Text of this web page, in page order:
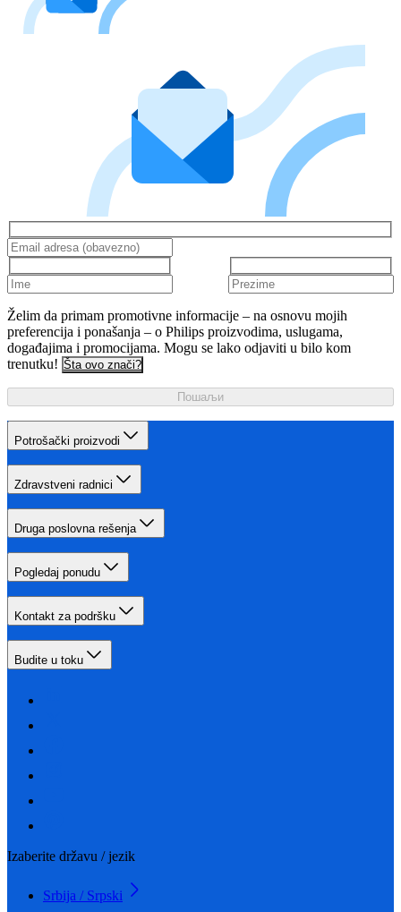
Želim da primam promotivne informacije – na osnovu mojih
preferencija i ponašanja – o Philips proizvodima, uslugama,
događajima i promocijama. Mogu se lako odjaviti u bilo kom
trenutku! Šta ovo znači?
Пошаљи
Potrošački proizvodi
Zdravstveni radnici
Druga poslovna rešenja
Pogledaj ponudu
Kontakt za podršku
Budite u toku
Izaberite državu / jezik
Srbija / Srpski